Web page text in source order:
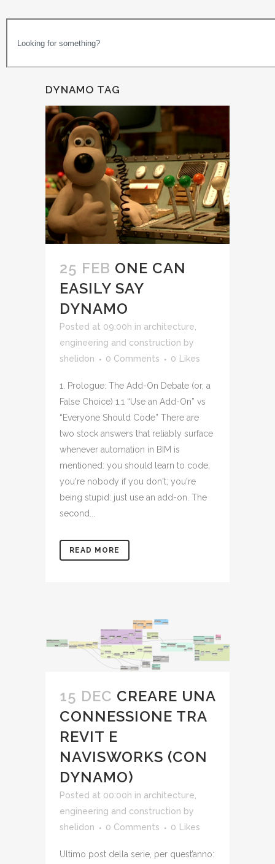
DYNAMO TAG
25 FEB ONE CAN
EASILY SAY
DYNAMO
Posted at 09:00h in architecture,
engineering and construction by
shelidon
0 Comments 0 Likes
1. Prologue: The Add-On Debate (or, a
False Choice) 1.1 “Use an Add-On” vs
“Everyone Should Code” There are
two stock answers that reliably surface
whenever automation in BIM is
mentioned: you should learn to code,
you're nobody if you don't; you're
being stupid: just use an add-on. The
second...
READ MORE
15 DEC CREARE UNA
CONNESSIONE TRA
REVIT E
NAVISWORKS (CON
DYNAMO)
Posted at 00:00h in architecture,
engineering and construction by
shelidon
0 Comments 0 Likes
Ultimo post della serie, per quest’anno: